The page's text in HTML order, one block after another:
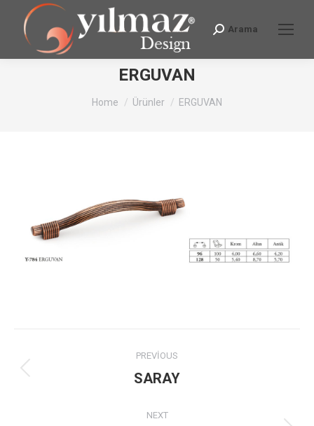
Search:
Arama
ERGUVAN
You are here:
Home Ürünler ERGUVAN
navigation
PREVIOUS
Previous
SARAY
NEXT